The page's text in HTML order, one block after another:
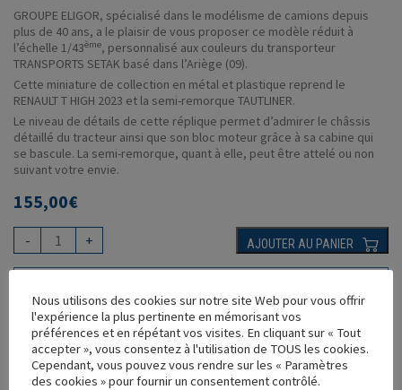
GROUPE ELIGOR, spécialisé dans le modélisme de camions depuis
plus de 40 ans, a le plaisir de vous proposer ce modèle réduit à
l’échelle 1/43ème, personnalisé aux couleurs du transporteur
TRANSPORTS SETAK basé dans l’Ariège (09).
Cette miniature de collection en métal et plastique reprend le
RENAULT T HIGH 2023 et la semi-remorque TAUTLINER.
Le niveau de détails de cette réplique permet d’admirer le châssis
détaillé du tracteur ainsi que son bloc moteur grâce à sa cabine qui
se bascule. La semi-remorque, quant à elle, peut être attelé ou non
suivant votre envie.
155,00€
- + AJOUTER AU PANIER
VOUS AIMEREZ AUSSI
Nous utilisons des cookies sur notre site Web pour vous offrir
l'expérience la plus pertinente en mémorisant vos
préférences et en répétant vos visites. En cliquant sur « Tout
accepter », vous consentez à l'utilisation de TOUS les cookies.
Cependant, vous pouvez vous rendre sur les « Paramètres
des cookies » pour fournir un consentement contrôlé.